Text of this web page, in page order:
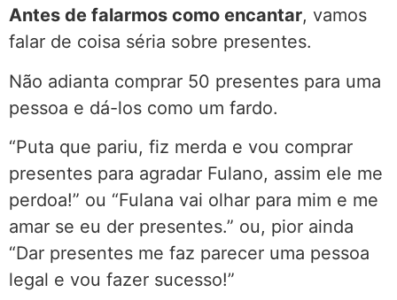
Antes de falarmos como encantar, vamos
falar de coisa séria sobre presentes.
Não adianta comprar 50 presentes para uma
pessoa e dá-los como um fardo.
“Puta que pariu, fiz merda e vou comprar
presentes para agradar Fulano, assim ele me
perdoa!” ou “Fulana vai olhar para mim e me
amar se eu der presentes.” ou, pior ainda
“Dar presentes me faz parecer uma pessoa
legal e vou fazer sucesso!”